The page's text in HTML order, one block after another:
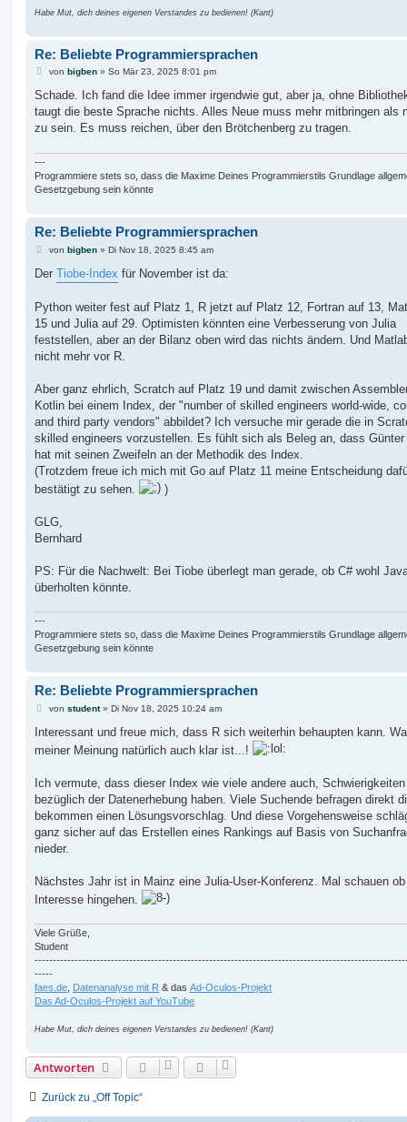
Habe Mut, dich deines eigenen Verstandes zu bedienen! (Kant)
Re: Beliebte Programmiersprachen
B
i
r
a
von bigben» So Mär 23, 2025 8:01 pm
Schade. Ich fand die Idee immer irgendwie gut, aber ja, ohne
taugt die beste Sprache nichts. Alles Neue muss mehr mitbringen als
zu sein. Es muss reichen, über den Brötchenberg zu tragen.
---
Programmiere stets so, dass die Maxime Deines Programmierstils Grundlage
Gesetzgebung sein könnte
Re: Beliebte Programmiersprachen
B
i
a
g
von bigben» Di Nov 18, 2025 8:45 am
Der Tiobe-Index für November ist da:
Python weiter fest auf Platz 1, R jetzt auf Platz 12, Fortran auf 13,
15 und Julia auf 29. Optimisten könnten eine Verbesserung von Julia
feststellen, aber an der Bilanz oben wird das nichts ändern. Und
nicht mehr vor R.
Aber ganz ehrlich, Scratch auf Platz 19 und damit zwischen
Kotlin bei einem Index, der "number of skilled engineers world-wide,
and third party vendors" abbildet? Ich versuche mir gerade die in
skilled engineers vorzustellen. Es fühlt sich als Beleg an, dass Günter
hat mit seinen Zweifeln an der Methodik des Index.
(Trotzdem freue ich mich mit Go auf Platz 11 meine Entscheidung
bestätigt zu sehen.
)
GLG,
Bernhard
PS: Für die Nachwelt: Bei Tiobe überlegt man gerade, ob C# wohl
überholten könnte.
---
Programmiere stets so, dass die Maxime Deines Programmierstils Grundlage
Gesetzgebung sein könnte
Re: Beliebte Programmiersprachen
B
i
r
von student» Di Nov 18, 2025 10:24 am
Interessant und freue mich, dass R sich weiterhin behaupten kann.
meiner Meinung natürlich auch klar ist...!
Ich vermute, dass dieser Index wie viele andere auch, Schwierigkeiten
bezüglich der Datenerhebung haben. Viele Suchende befragen direkt
bekommen einen Lösungsvorschlag. Und diese Vorgehensweise
ganz sicher auf das Erstellen eines Rankings auf Basis von
nieder.
Nächstes Jahr ist in Mainz eine Julia-User-Konferenz. Mal schauen
Interesse hingehen.
Viele Grüße,
Student
-----
faes.de, Datenanalyse mit R & das Ad-Oculos-Projekt
Das Ad-Oculos-Projekt auf YouTube
Habe Mut, dich deines eigenen Verstandes zu bedienen! (Kant)
Antworten
Zurück zu „Off Topic“